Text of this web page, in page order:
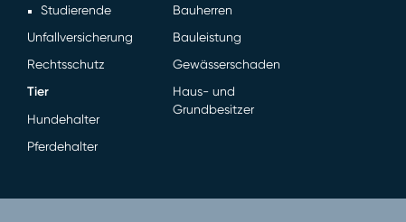
Studierende
Unfallversicherung
Rechtsschutz
Tier
Hundehalter
Pferdehalter
Bauherren
Bauleistung
Gewässerschaden
Haus- und
Grundbesitzer